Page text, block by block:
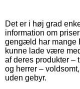
Det er i høj grad
information om
gengæld har mange
kunne lade være
af deres produkter –
og herrer –
uden gebyr.